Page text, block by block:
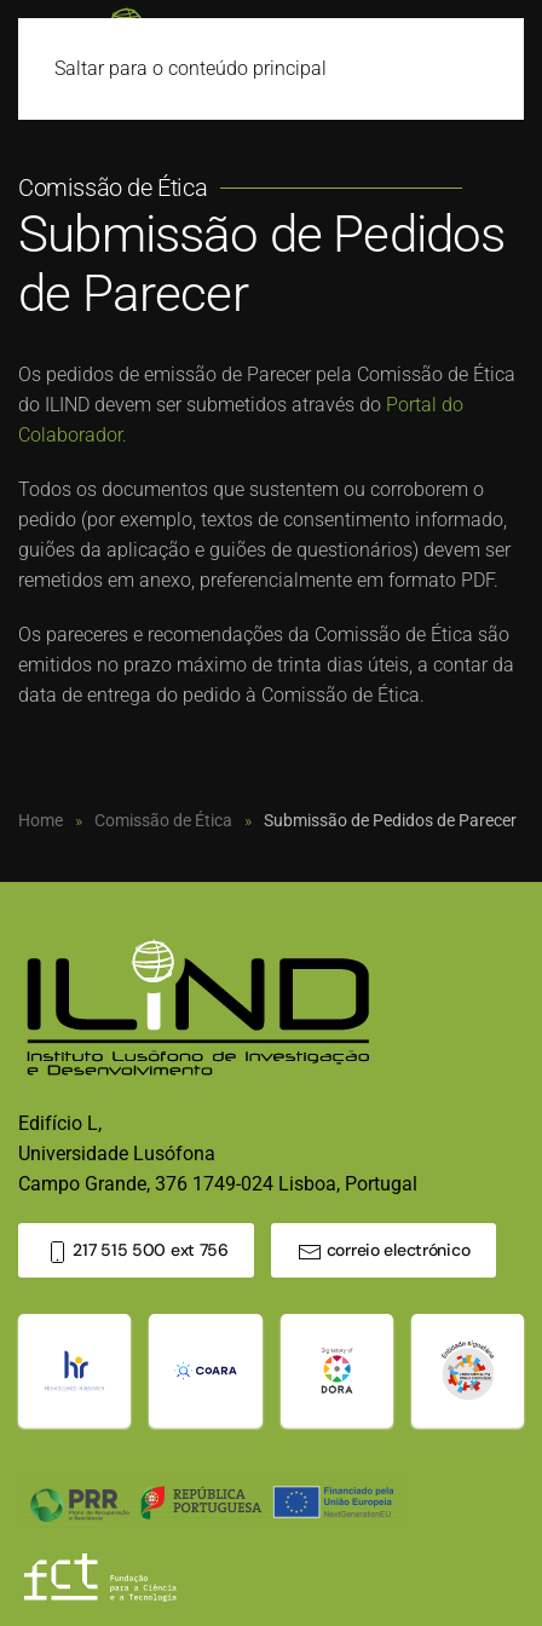
Saltar para o conteúdo principal
Comissão de Ética
Submissão de Pedidos
de Parecer
Os pedidos de emissão de Parecer pela Comissão de Ética
do ILIND devem ser submetidos através do Portal do
Colaborador.
Todos os documentos que sustentem ou corroborem o
pedido (por exemplo, textos de consentimento informado,
guiões da aplicação e guiões de questionários) devem ser
remetidos em anexo, preferencialmente em formato PDF.
Os pareceres e recomendações da Comissão de Ética são
emitidos no prazo máximo de trinta dias úteis, a contar da
data de entrega do pedido à Comissão de Ética.
Home Comissão de Ética Submissão de Pedidos de Parecer
Edifício L,
Universidade Lusófona
Campo Grande, 376 1749-024 Lisboa, Portugal
217 515 500 ext 756 correio electrónico